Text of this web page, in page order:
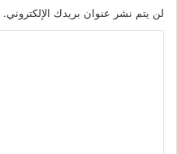
لن يتم نشر عنوان بريدك الإلكتروني.